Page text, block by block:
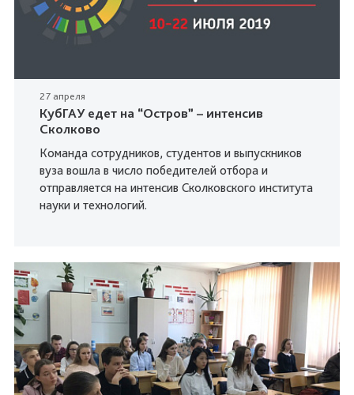
27 апреля
КубГАУ едет на “Остров” – интенсив
Сколково
Команда сотрудников, студентов и выпускников
вуза вошла в число победителей отбора и
отправляется на интенсив Сколковского института
науки и технологий.